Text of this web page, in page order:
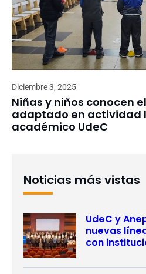
Diciembre 3, 2025
Niñas y niños conocen
adaptado en actividad
académico UdeC
Noticias más vistas
UdeC y
nuevas
con